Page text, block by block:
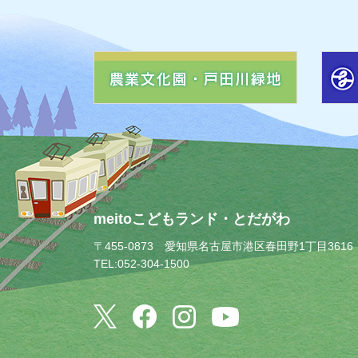
meitoこどもランド・とだがわ
〒455-0873 愛知県名古屋市港区春田野1丁目3616
TEL:052-304-1500